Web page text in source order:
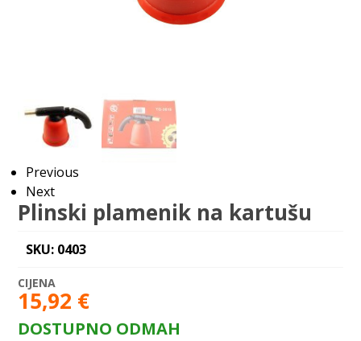
Previous
Next
Plinski plamenik na kartušu
SKU: 0403
15,92 €
DOSTUPNO ODMAH